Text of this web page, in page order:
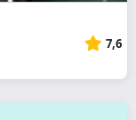
7,6